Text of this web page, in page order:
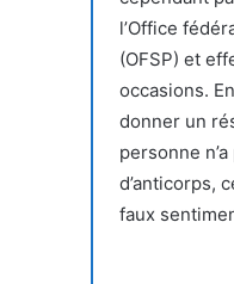
l’Office
(OFSP) et
occasions.
donner un
personne
d’anticorps,
faux